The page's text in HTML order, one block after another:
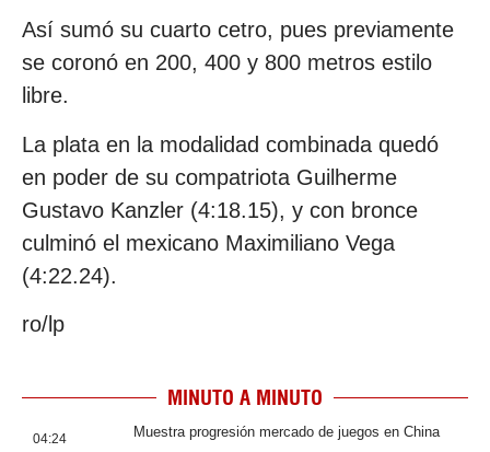
Así sumó su cuarto cetro, pues previamente
se coronó en 200, 400 y 800 metros estilo
libre.
La plata en la modalidad combinada quedó
en poder de su compatriota Guilherme
Gustavo Kanzler (4:18.15), y con bronce
culminó el mexicano Maximiliano Vega
(4:22.24).
ro/lp
MINUTO A MINUTO
04:24 Muestra progresión mercado de juegos en China